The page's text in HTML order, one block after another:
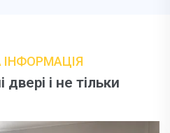
і не тільки